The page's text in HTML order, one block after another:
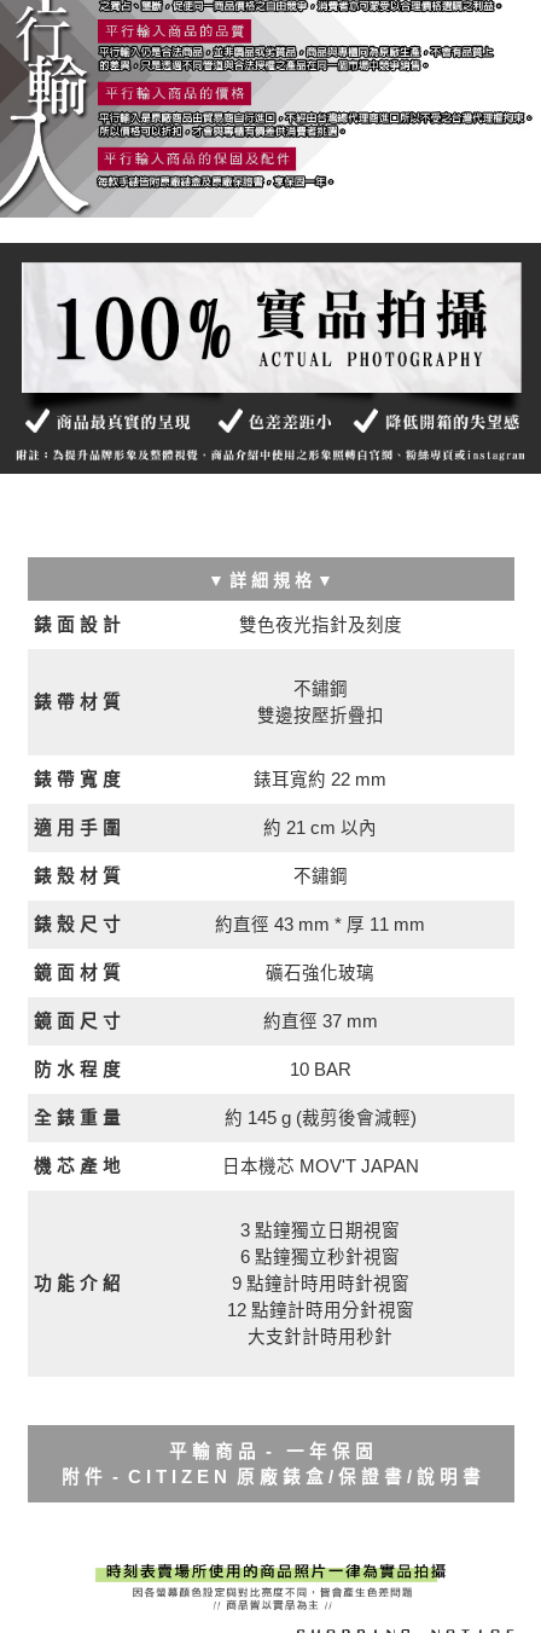
▼ 詳 細 規 格 ▼
錶 面 設 計 雙色夜光指針及刻度
錶 帶 材 質
不鏽鋼
雙邊按壓折疊扣
錶 帶 寬 度 錶耳寬約 22 mm
適 用 手 圍 約 21 cm 以內
錶 殼 材 質 不鏽鋼
錶 殼 尺 寸 約直徑 43 mm * 厚 11 mm
鏡 面 材 質 礦石強化玻璃
鏡 面 尺 寸 約直徑 37 mm
防 水 程 度 10 BAR
全 錶 重 量 約 145 g (裁剪後會減輕)
機 芯 產 地 日本機芯 MOV'T JAPAN
功 能 介 紹
3 點鐘獨立日期視窗
6 點鐘獨立秒針視窗
9 點鐘計時用時針視窗
12 點鐘計時用分針視窗
大支針計時用秒針
平 輸 商 品 - 一 年 保 固
附 件 - C I T I Z E N 原 廠 錶 盒 / 保 證 書 / 說 明 書